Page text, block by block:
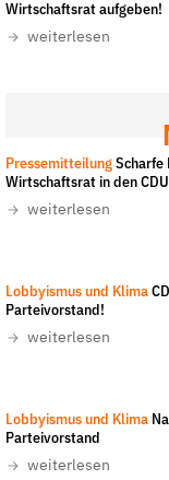
Presse
Newsletter
Impressum
auf
der
Wirtschaftsrat aufgeben!
weiterlesen
Pressemitteilung Scharfe
Wirtschaftsrat in den
weiterlesen
Lobbyismus und Klima
Parteivorstand!
weiterlesen
Lobbyismus und Klima
Parteivorstand
weiterlesen